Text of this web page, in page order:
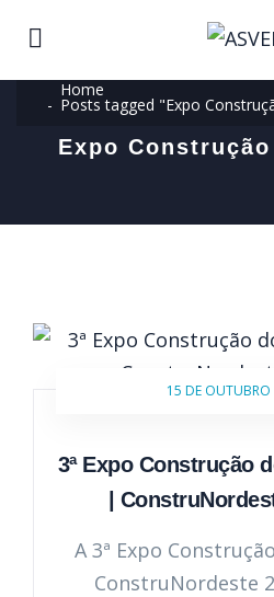
Home
Posts tagged "Expo
Expo
15 DE
3ª Expo Construção
|
A 3ª Expo
ConstruNordeste